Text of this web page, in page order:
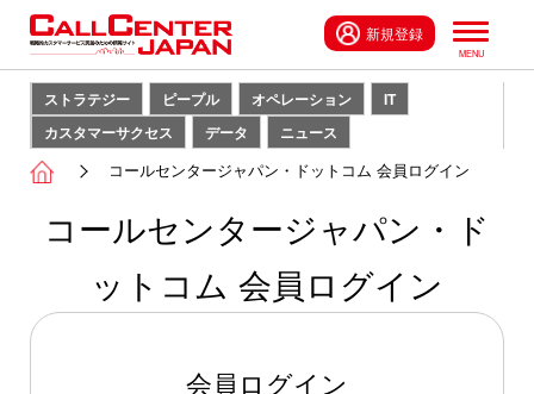
新規登録
ストラテジー ピープル オペレーション
IT
カスタマーサクセス
データ ニュース
コールセンタージャパン・ドットコム 会員ログイン
コールセンタージャパン・ド
ットコム 会員ログイン
会員ログイン